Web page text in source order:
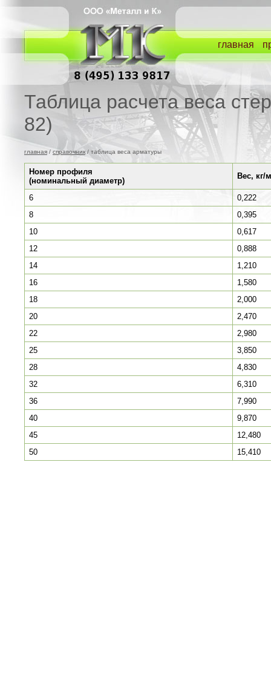
главная
Таблица расчета веса
82)
главная / справочник/ таблица веса арматуры
Номер профиля
(номинальный диаметр)
Вес, кг/м
6
0,222
8
0,395
10
0,617
12
0,888
14
1,210
16
1,580
18
2,000
20
2,470
22
2,980
25
3,850
28
4,830
32
6,310
36
7,990
40
9,870
45
12,480
50
15,410